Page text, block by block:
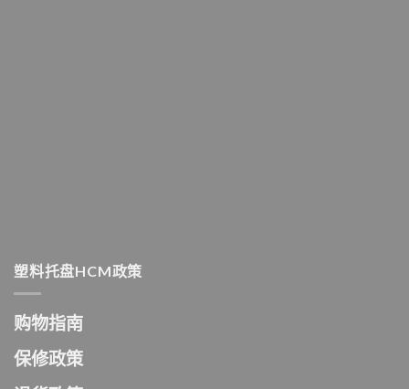
塑料托盘HCM政策
购物指南
保修政策